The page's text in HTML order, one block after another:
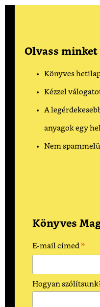
Olvass
Könyves
Kézzel
A
anyagok egy
Nem
Könyves
E-mail címed *
Hogyan